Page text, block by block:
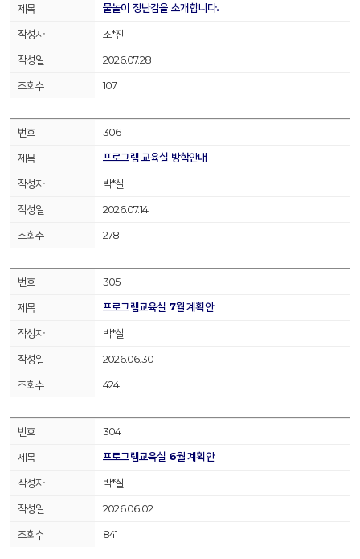
물놀이 장난감을 소개합니다.
조*진
2026.07.28
107
306
프로그램 교육실 방학안내
박*실
2026.07.14
278
305
프로그램교육실 7월 계획안
박*실
2026.06.30
424
304
프로그램교육실 6월 계획안
박*실
2026.06.02
841